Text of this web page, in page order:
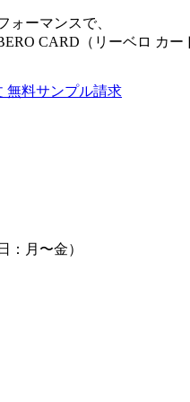
ォーマンスで、
CARD（リーベロ カー
無料サンプル請求
：月〜金）